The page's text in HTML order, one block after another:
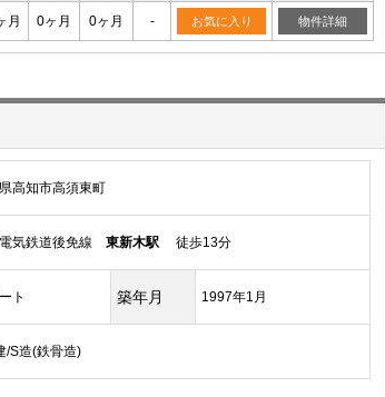
月 0ヶ月 0ヶ月 - お気に入り 物件詳細
高知市高須東町
気鉄道後免線 東新木駅 徒歩13分
ト 築年月 1997年1月
/S造(鉄骨造)